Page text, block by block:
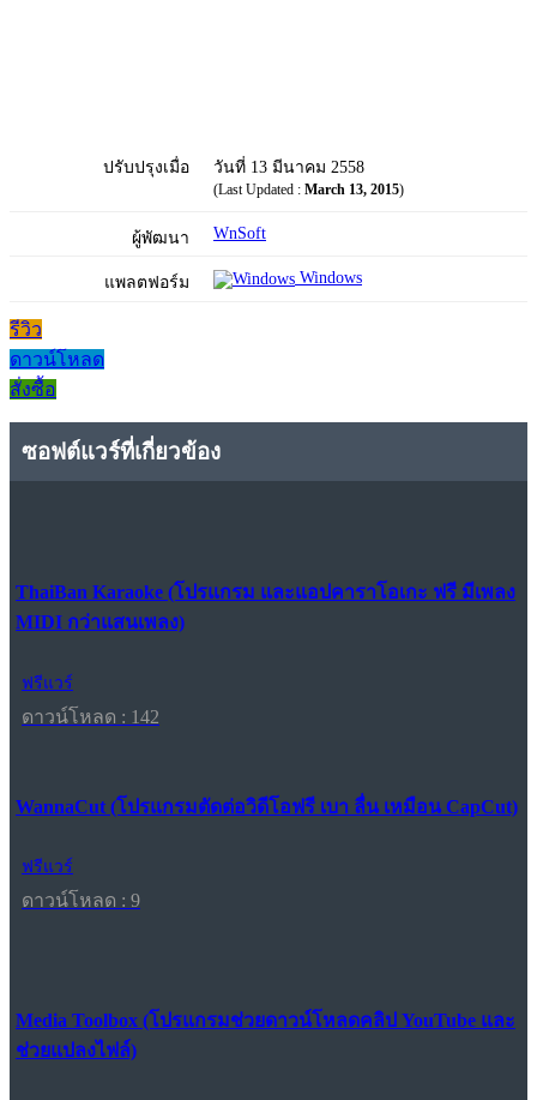
ปรับปรุงเมื่อ วันที่ 13 มีนาคม 2558
(Last Updated : March 13, 2015)
ผู้พัฒนา WnSoft
แพลตฟอร์ม Windows
รีวิว
ดาวน์โหลด
สั่งซื้อ
ซอฟต์แวร์ที่เกี่ยวข้อง
ThaiBan Karaoke (โปรแกรม และแอปคาราโอเกะ ฟรี มีเพลง
MIDI กว่าแสนเพลง)
ฟรีแวร์
ดาวน์โหลด : 142
WannaCut (โปรแกรมตัดต่อวิดีโอฟรี เบา ลื่น เหมือน CapCut)
ฟรีแวร์
ดาวน์โหลด : 9
Media Toolbox (โปรแกรมช่วยดาวน์โหลดคลิป YouTube และ
ช่วยแปลงไฟล์)